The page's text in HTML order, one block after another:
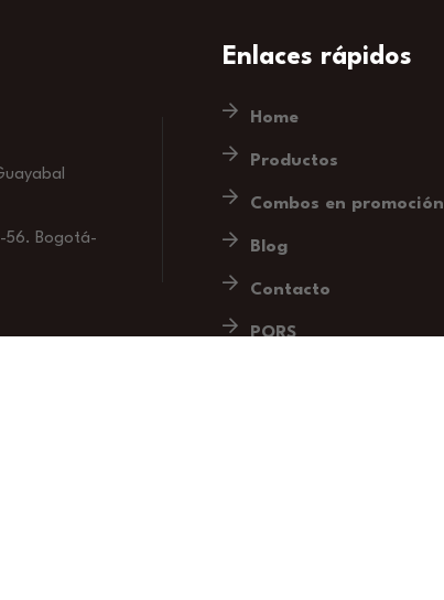
56. Bogotá-
Enlaces rápidos
Home
Productos
Combos en promoción
Blog
Contacto
PQRS